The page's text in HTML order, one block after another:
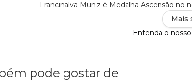
Francinalva Muniz é Medalha Ascensão no
Mais
Entenda o
pode gostar de